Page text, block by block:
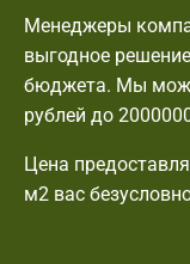
Менеджеры
выгодное
бюджета. Мы
рублей до
Цена
м2 вас